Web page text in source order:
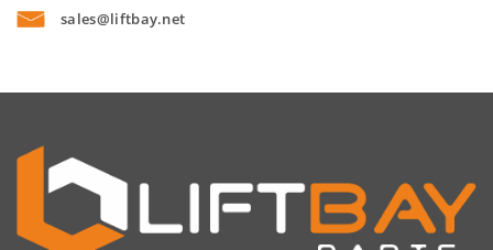
sales@liftbay.net